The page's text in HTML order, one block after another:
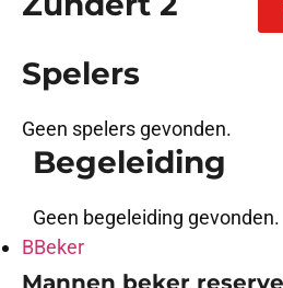
Spelers
Geen spelers gevonden.
Begeleiding
Geen begeleiding gevonden.
BBeker
Mannen beker